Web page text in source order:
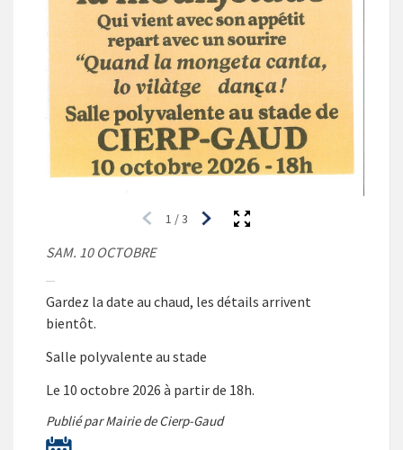
1 /3
SAM. 10 OCTOBRE
Gardez la date au chaud, les détails arrivent
bientôt.
Salle polyvalente au stade
Le 10 octobre 2026 à partir de 18h.
Publié par Mairie de Cierp-Gaud